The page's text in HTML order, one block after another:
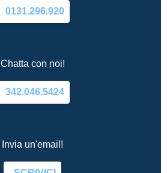
0131.296.920
Chatta con noi!
342.046.5424
Invia un'email!